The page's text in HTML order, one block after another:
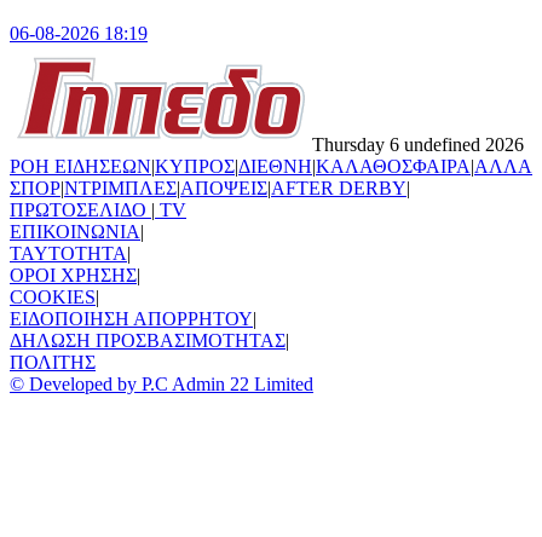
06-08-2026 18:19
Thursday 6 undefined 2026
ΡΟΗ ΕΙΔΗΣΕΩΝ|ΚΥΠΡΟΣ|ΔΙΕΘΝΗ|ΚΑΛΑΘΟΣΦΑΙΡΑ|ΑΛΛΑ
ΣΠΟΡ|ΝΤΡΙΜΠΛΕΣ|ΑΠΟΨΕΙΣ|AFTER DERBY|
ΠΡΩΤΟΣΕΛΙΔΟ | TV
ΕΠΙΚΟΙΝΩΝΙΑ|
TAYTOTHTA|
ΟΡΟΙ ΧΡΗΣΗΣ|
COOKIES|
ΕΙΔΟΠΟΙΗΣΗ ΑΠΟΡΡΗΤΟΥ|
ΔΗΛΩΣΗ ΠΡΟΣΒΑΣΙΜΟΤΗΤΑΣ|
ΠΟΛΙΤΗΣ
© Developed by P.C Admin 22 Limited